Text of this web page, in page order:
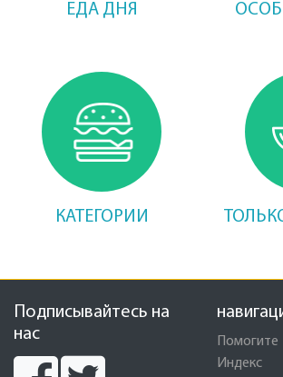
ЕДА ДНЯ
КАТЕГОРИИ
Подписывайтесь на
нас
Помогите
Индекс